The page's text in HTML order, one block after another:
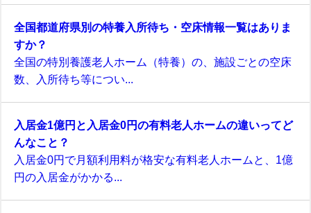
全国都道府県別の特養入所待ち・空床情報一覧はありま
すか？
全国の特別養護老人ホーム（特養）の、施設ごとの空床
数、入所待ち等につい...
入居金1億円と入居金0円の有料老人ホームの違いってど
んなこと？
入居金0円で月額利用料が格安な有料老人ホームと、1億
円の入居金がかかる...